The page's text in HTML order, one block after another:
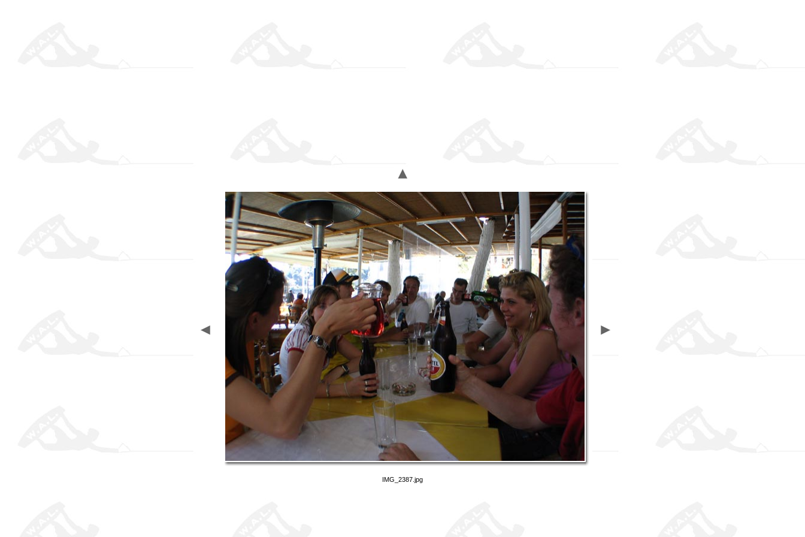
IMG_2387.jpg